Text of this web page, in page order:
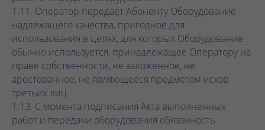
1.11. Оператор передает Абоненту Оборудование
надлежащего качества, пригодное для
использования в целях, для которых Оборудование
обычно используется, принадлежащее Оператору на
праве собственности, не заложенное, не
арестованное, не являющееся предметом исков
третьих лиц.
1.13. С момента подписания Акта выполненных
работ и передачи оборудования обязанность